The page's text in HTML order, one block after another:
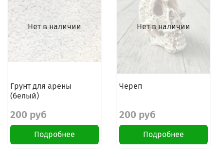
Нет в наличии
Грунт для арены
(белый)
200 руб
Подробнее
Нет в наличии
Череп
200 руб
Подробнее